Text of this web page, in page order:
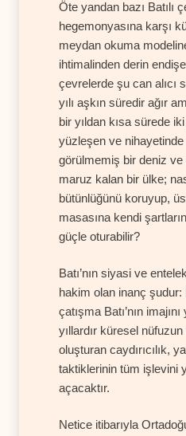
Öte yandan bazı Batılı
hegemonyasına karşı
meydan okuma
ihtimalinden derin
çevrelerde şu can alıcı
yılı aşkın süredir ağır
bir yıldan kısa sürede
yüzleşen ve
görülmemiş bir deniz ve
maruz kalan bir ülke;
bütünlüğünü koruyup,
masasına kendi
güçle oturabilir?
Batı’nın siyasi ve
hakim olan inanç
çatışma Batı’nın
yıllardır küresel nüfuzun
oluşturan caydırıcılık,
taktiklerinin tüm işlevini
açacaktır.
Netice itibarıyla